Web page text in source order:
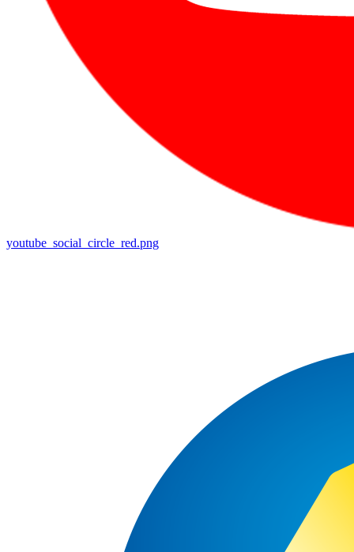
youtube_social_circle_red.png